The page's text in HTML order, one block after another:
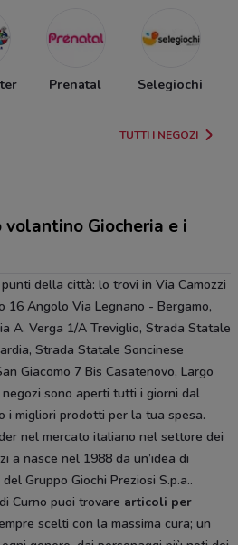
Prenatal Selegiochi
TUTTI I NEGOZI
Giocheria e i
della città: lo trovi in Via Camozzi
16 Angolo Via Legnano - Bergamo,
A. Verga 1/A Treviglio, Strada Statale
Strada Statale Soncinese
Giacomo 7 Bis Casatenovo, Largo
sono aperti tutti i giorni dal
i migliori prodotti per la tua spesa.
nel mercato italiano nel settore dei
a nasce nel 1988 da un’idea di
Gruppo Giochi Preziosi S.p.a..
Curno puoi trovare articoli per
scelti con la massima cura; un